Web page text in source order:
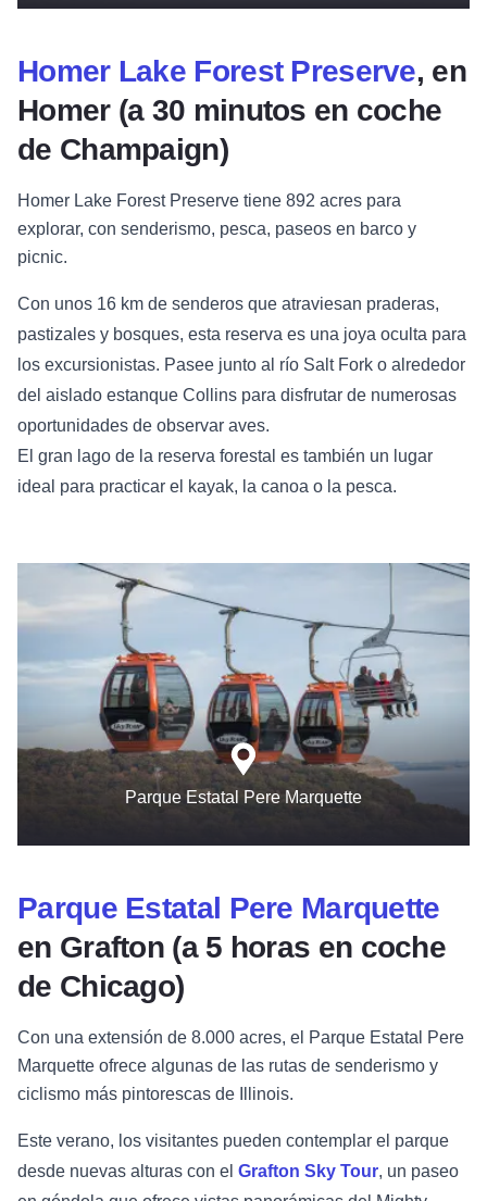
Homer Lake Forest Preserve, en
Homer (a 30 minutos en coche
de Champaign)
Homer Lake Forest Preserve tiene 892 acres para
explorar, con senderismo, pesca, paseos en barco y
picnic.
Con unos 16 km de senderos que atraviesan praderas,
pastizales y bosques, esta reserva es una joya oculta para
los excursionistas. Pasee junto al río Salt Fork o alrededor
del aislado estanque Collins para disfrutar de numerosas
oportunidades de observar aves.
El gran lago de la reserva forestal es también un lugar
ideal para practicar el kayak, la canoa o la pesca.
Parque Estatal Pere Marquette
Parque Estatal Pere Marquette
en Grafton (a 5 horas en coche
de Chicago)
Con una extensión de 8.000 acres, el Parque Estatal Pere
Marquette ofrece algunas de las rutas de senderismo y
ciclismo más pintorescas de Illinois.
Este verano, los visitantes pueden contemplar el parque
desde nuevas alturas con el Grafton Sky Tour, un paseo